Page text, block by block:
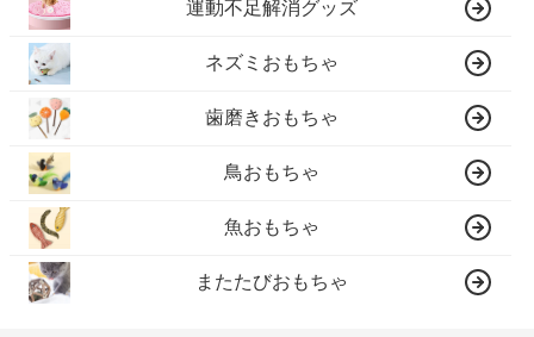
運動不足解消グッズ
ネズミおもちゃ
歯磨きおもちゃ
鳥おもちゃ
魚おもちゃ
またたびおもちゃ